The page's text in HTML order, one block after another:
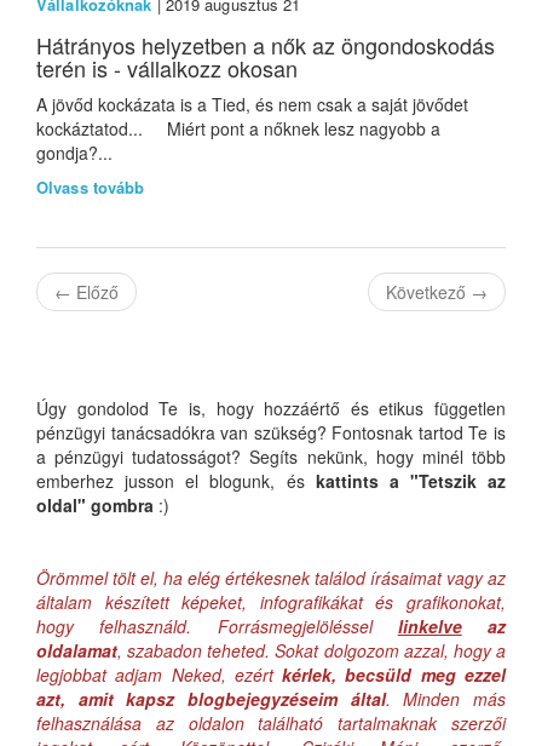
Hátrányos helyzetben a nők az öngondoskodás
terén is - vállalkozz okosan
A jövőd kockázata is a Tied, és nem csak a saját jövődet
kockáztatod... Miért pont a nőknek lesz nagyobb a
gondja?...
Olvass tovább
← Előző Következő →
Úgy gondolod Te is, hogy hozzáértő és etikus független
pénzügyi tanácsadókra van szükség? Fontosnak tartod Te is
a pénzügyi tudatosságot? Segíts nekünk, hogy minél több
emberhez jusson el blogunk, és kattints a "Tetszik az
oldal" gombra :)
Örömmel tölt el, ha elég értékesnek találod írásaimat vagy az
általam készített képeket, infografikákat és grafikonokat,
hogy felhasználd. Forrásmegjelöléssel linkelveaz
oldalamat, szabadon teheted. Sokat dolgozom azzal, hogy a
legjobbat adjam Neked, ezértkérlek, becsüld meg ezzel
azt, amit kapsz blogbejegyzéseim által. Minden más
felhasználása az oldalon található tartalmaknak szerzői